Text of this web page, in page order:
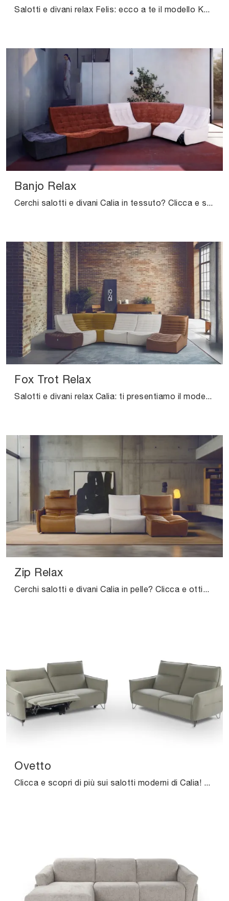
Salotti e divani relax Felis: ecco a te il modello Kensington in tessuto per impreziosire il soggiorno.
Banjo Relax
Cerchi salotti e divani Calia in tessuto? Clicca e scopri di più sul modello Banjo Relax per spazi design.
Fox Trot Relax
Salotti e divani relax Calia: ti presentiamo il modello Fox Trot Relax in pelle per impreziosire il soggiorno.
Zip Relax
Cerchi salotti e divani Calia in pelle? Clicca e ottieni informazioni sul modello Zip Relax per spazi design.
Ovetto
Clicca e scopri di più sui salotti moderni di Calia! Diversi modelli di divani, come Ovetto, ti aspettano.